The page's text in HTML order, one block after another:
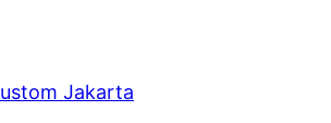
Jakarta